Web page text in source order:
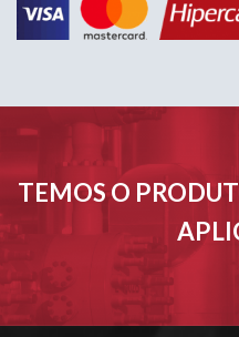
TEMOS O